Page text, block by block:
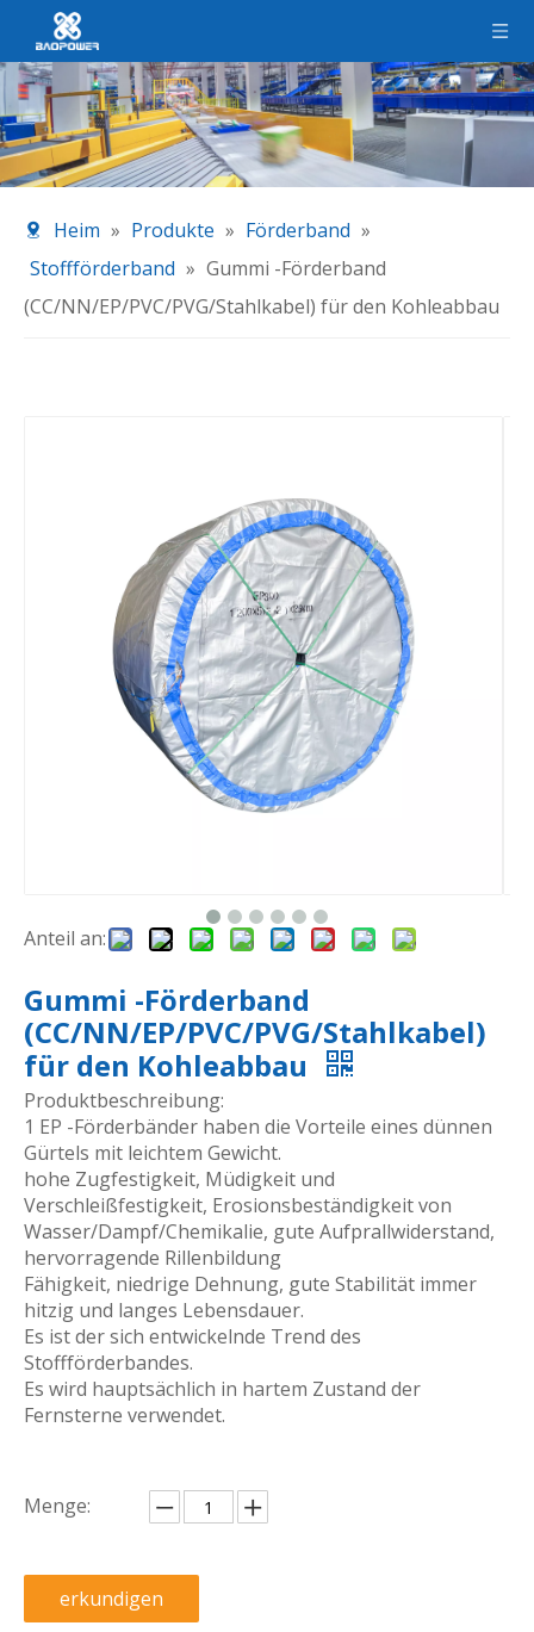
Heim » Produkte » Förderband »
Stoffförderband » Gummi -Förderband
(CC/NN/EP/PVC/PVG/Stahlkabel) für den Kohleabbau
Anteil an:
Gummi -Förderband
(CC/NN/EP/PVC/PVG/Stahlkabel)
für den Kohleabbau
Produktbeschreibung:
1 EP -Förderbänder haben die Vorteile eines dünnen
Gürtels mit leichtem Gewicht.
hohe Zugfestigkeit, Müdigkeit und
Verschleißfestigkeit, Erosionsbeständigkeit von
Wasser/Dampf/Chemikalie, gute Aufprallwiderstand,
hervorragende Rillenbildung
Fähigkeit, niedrige Dehnung, gute Stabilität immer
hitzig und langes Lebensdauer.
Es ist der sich entwickelnde Trend des
Stoffförderbandes.
Es wird hauptsächlich in hartem Zustand der
Fernsterne verwendet.
Menge:
erkundigen